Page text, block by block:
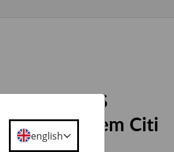
PUE/eZUS
Citi
english